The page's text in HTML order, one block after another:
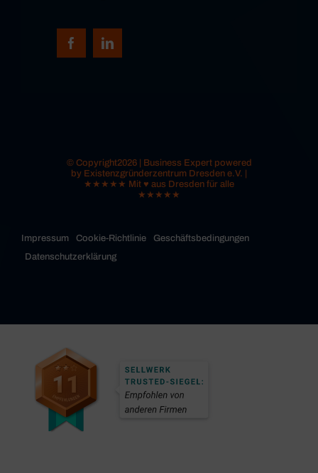
© Copyright2026 | Business Expert powered
by Existenzgründerzentrum Dresden e.V. |
★★★★★ Mit ♥ aus Dresden für alle
★★★★★
Impressum Cookie-Richtlinie
Geschäftsbedingungen
Datenschutzerklärung